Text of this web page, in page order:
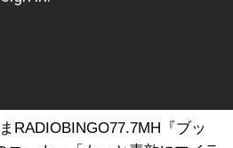
RADIOBINGO77.7MH『ブッ